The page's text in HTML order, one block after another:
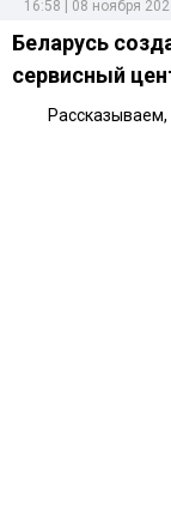
16:58 | 08 ноября
Беларусь
сервисный